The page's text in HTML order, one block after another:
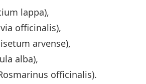
lappa),
officinalis),
arvense),
alba),
officinalis).